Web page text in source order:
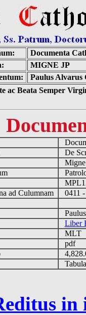
Documenta
MIGNE JP
Paulus Alvarus
ac Beata Semper
De
ad Culumnam
0411
Liber
MLT
pdf
in